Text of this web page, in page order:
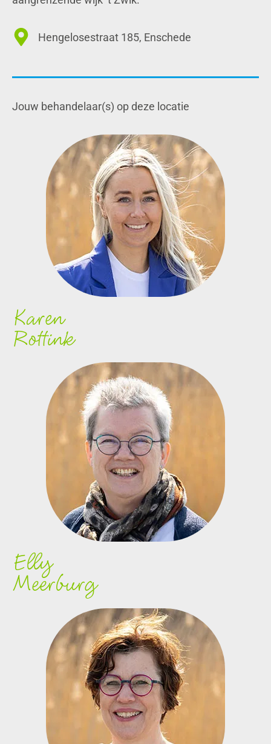
Hengelosestraat 185, Enschede
Jouw behandelaar(s) op deze locatie
Karen
Rottink
Elly
Meerburg